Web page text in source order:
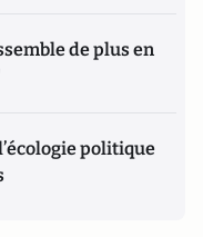
de plus en
politique